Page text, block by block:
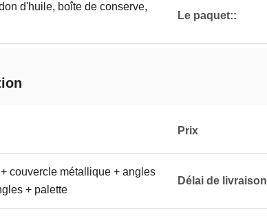
d'huile, boîte de conserve,
Le paquet::
Prix
couvercle métallique + angles
+ palette
Délai de livraison